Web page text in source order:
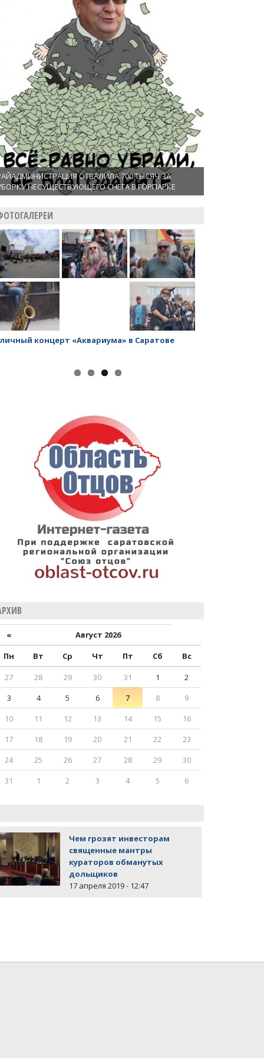
ОТВАЛИЛА 700 ТЫСЯЧ ЗА
НЕСУЩЕСТВУЮЩЕГО СНЕГА В ГОРПАРКЕ
концерт «Аквариума» в Саратове
«
Август 2026
Пн
Вт Ср Чт Пт Сб
Вс
27
28 29 30 31 1
2
3
4 5 6 7 8
9
10
11 12 13 14 15
16
17
18 19 20 21 22
23
24
25 26 27 28 29
30
31
1 2 3 4 5 6
Чем грозят инвесторам
священные мантры
кураторов обманутых
дольщиков
17 апреля 2019 - 12:47